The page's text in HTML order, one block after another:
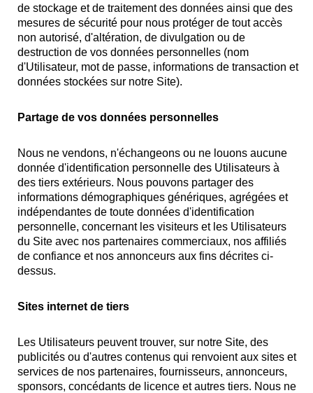
de stockage et de traitement des données ainsi que des
mesures de sécurité pour nous protéger de tout accès
non autorisé, d'altération, de divulgation ou de
destruction de vos données personnelles (nom
d'Utilisateur, mot de passe, informations de transaction et
données stockées sur notre Site).
Partage de vos données personnelles
Nous ne vendons, n'échangeons ou ne louons aucune
donnée d'identification personnelle des Utilisateurs à
des tiers extérieurs. Nous pouvons partager des
informations démographiques génériques, agrégées et
indépendantes de toute données d'identification
personnelle, concernant les visiteurs et les Utilisateurs
du Site avec nos partenaires commerciaux, nos affiliés
de confiance et nos annonceurs aux fins décrites ci-
dessus.
Sites internet de tiers
Les Utilisateurs peuvent trouver, sur notre Site, des
publicités ou d'autres contenus qui renvoient aux sites et
services de nos partenaires, fournisseurs, annonceurs,
sponsors, concédants de licence et autres tiers. Nous ne